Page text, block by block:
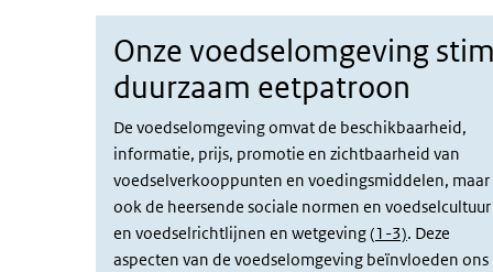
Onze voedselomgeving
duurzaam eetpatroon
De voedselomgeving omvat de beschikbaarheid,
informatie, prijs, promotie en zichtbaarheid van
voedselverkooppunten en voedingsmiddelen, maar
ook de heersende sociale normen en voedselcultuur
en voedselrichtlijnen en wetgeving (1-3). Deze
aspecten van de voedselomgeving beïnvloeden ons